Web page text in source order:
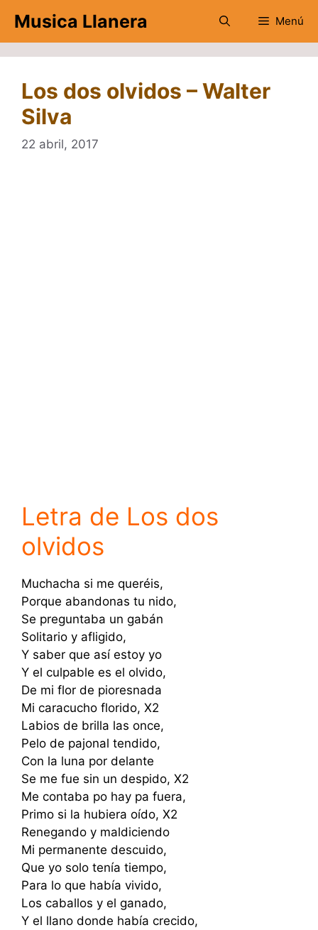
contenido
Musica Llanera Menú
Los dos olvidos – Walter
Silva
22 abril, 2017
Letra de Los dos
olvidos
Muchacha si me queréis,
Porque abandonas tu nido,
Se preguntaba un gabán
Solitario y afligido,
Y saber que así estoy yo
Y el culpable es el olvido,
De mi flor de pioresnada
Mi caracucho florido, X2
Labios de brilla las once,
Pelo de pajonal tendido,
Con la luna por delante
Se me fue sin un despido, X2
Me contaba po hay pa fuera,
Primo si la hubiera oído, X2
Renegando y maldiciendo
Mi permanente descuido,
Que yo solo tenía tiempo,
Para lo que había vivido,
Los caballos y el ganado,
Y el llano donde había crecido,